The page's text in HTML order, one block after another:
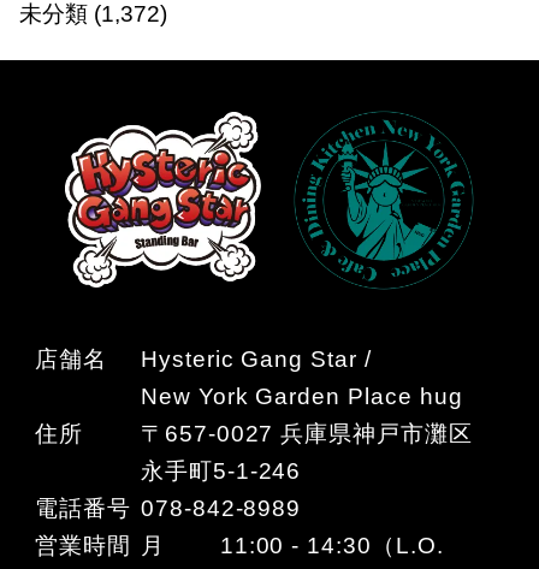
未分類(1,372)
店舗名
Hysteric Gang Star /
New York Garden Place hug
住所
〒657-0027 兵庫県神戸市灘区
永手町5-1-246
電話番号 078-842-8989
営業時間
月 11:00 - 14:30（L.O.